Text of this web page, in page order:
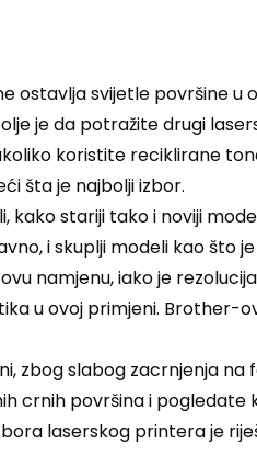
ostavlja svijetle površine
je da potražite drugi
koristite reciklirane
šta je najbolji izbor.
stariji tako i noviji
i skuplji modeli kao što
namjenu, iako je
u ovoj primjeni. Brother-
zbog slabog zacrnjenja na
crnih površina i pogledate
laserskog printera je